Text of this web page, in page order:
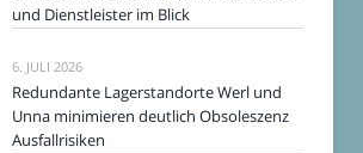
und Dienstleister im Blick
6. JULI 2026
Redundante Lagerstandorte Werl und
Unna minimieren deutlich Obsoleszenz
Ausfallrisiken